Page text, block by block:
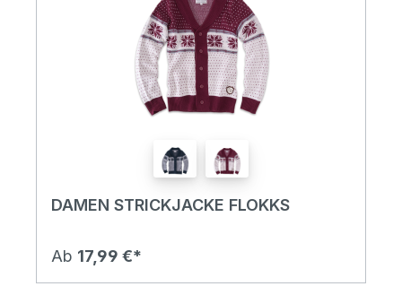
DAMEN STRICKJACKE FLOKKS
Ab 17,99 €*